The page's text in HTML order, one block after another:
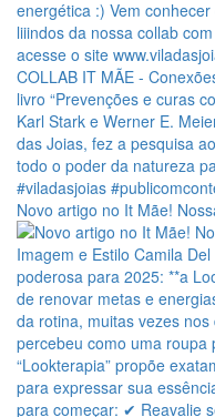
Novo artigo no It Mãe!